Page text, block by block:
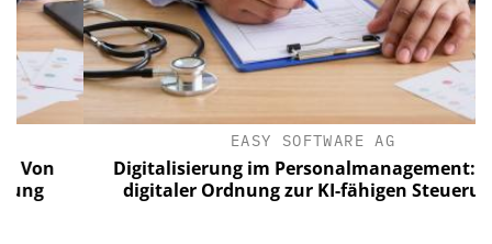
EASY SOFTWARE AG
Digitalisierung im Personalmanagement: Von
digitaler Ordnung zur KI-fähigen Steuerung